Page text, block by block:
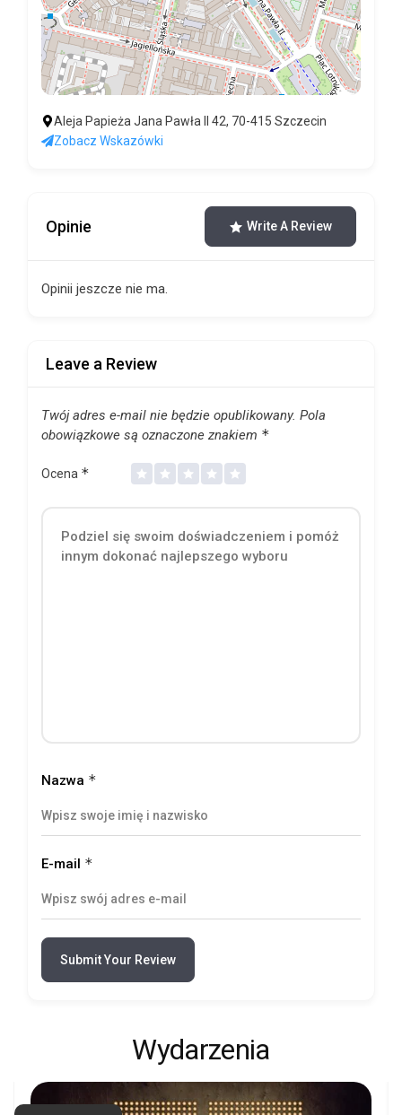
Aleja Papieża Jana Pawła II 42, 70-415 Szczecin
Zobacz Wskazówki
Opinie Write A Review
Opinii jeszcze nie ma.
Leave a Review
Twój adres e-mail nie będzie opublikowany. Pola
obowiązkowe są oznaczone znakiem *
Ocena *
Nazwa *
E-mail *
Submit Your Review
Wydarzenia